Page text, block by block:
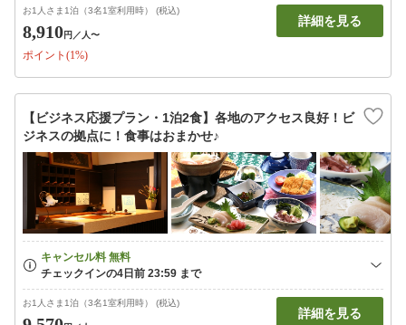
お1人さま1泊（3名1室利用時） (税込)
8,910円 ／人〜
ポイント(1%)
詳細を見る
【ビジネス応援プラン・1泊2食】各地のアクセス良好！ビ
ジネスの拠点に！食事はおまかせ♪
お1人さま1泊（3名1室利用時） (税込)
詳細を見る